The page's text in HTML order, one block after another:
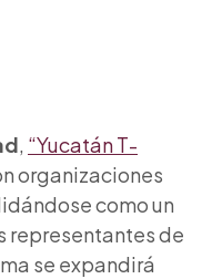
, “Yucatán T-
organizaciones
como un
representantes de
se expandirá